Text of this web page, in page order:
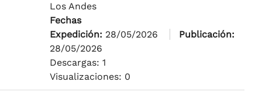
Los Andes
Fechas
Expedición: 28/05/2026
Publicación:
28/05/2026
Descargas: 1
Visualizaciones: 0